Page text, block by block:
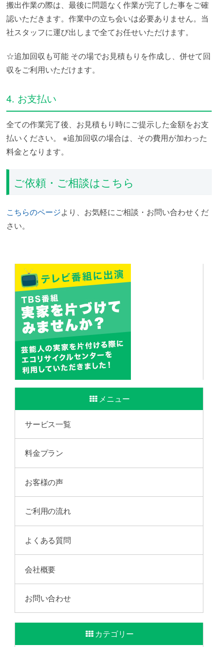
搬出作業の際は、最後に問題なく作業が完了した事をご確
認いただきます。作業中の立ち会いは必要ありません。当
社スタッフに運び出しまで全てお任せいただけます。
☆追加回収も可能 その場でお見積もりを作成し、併せて回
収をご利用いただけます。
4. お支払い
全ての作業完了後、お見積もり時にご提示した金額をお支
払いください。
※追加回収の場合は、その費用が加わった
料金となります。
ご依頼・ご相談はこちら
こちらのページより、お気軽にご相談・お問い合わせくだ
さい。
メニュー
サービス一覧
料金プラン
お客様の声
ご利用の流れ
よくある質問
会社概要
お問い合わせ
カテゴリー